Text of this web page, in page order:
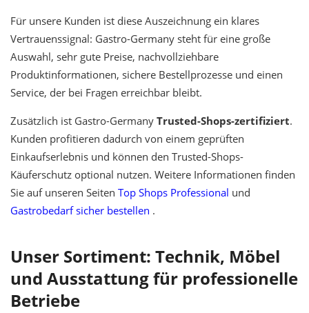
Für unsere Kunden ist diese Auszeichnung ein klares
Vertrauenssignal: Gastro-Germany steht für eine große
Auswahl, sehr gute Preise, nachvollziehbare
Produktinformationen, sichere Bestellprozesse und einen
Service, der bei Fragen erreichbar bleibt.
Zusätzlich ist Gastro-Germany Trusted-Shops-zertifiziert.
Kunden profitieren dadurch von einem geprüften
Einkaufserlebnis und können den Trusted-Shops-
Käuferschutz optional nutzen. Weitere Informationen finden
Sie auf unseren Seiten Top Shops Professional und
Gastrobedarf sicher bestellen .
Unser Sortiment: Technik, Möbel
und Ausstattung für professionelle
Betriebe